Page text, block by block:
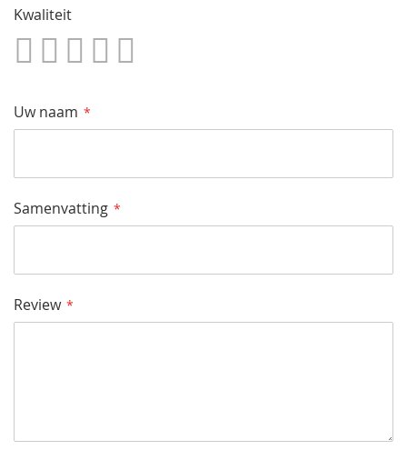
Kwaliteit
1
Star
2
Sterren
3
Sterren
4
Sterren
Uw naam
Samenvatting
Review